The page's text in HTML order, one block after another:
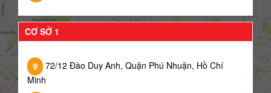
CƠ SỞ 1
72/12 Đào Duy Anh, Quận Phú Nhuận, Hồ Chí
Minh